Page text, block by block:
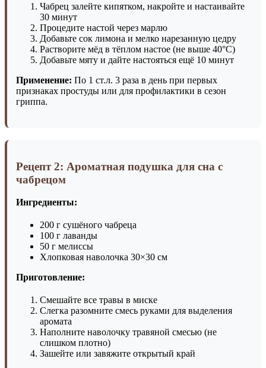
Чабрец залейте кипятком, накройте и настаивайте
30 минут
Процедите настой через марлю
Добавьте сок лимона и мелко нарезанную цедру
Растворите мёд в тёплом настое (не выше 40°C)
Добавьте мяту и дайте настояться ещё 10 минут
Применение: По 1 ст.л. 3 раза в день при первых
признаках простуды или для профилактики в сезон
гриппа.
Рецепт 2: Ароматная подушка для сна с
чабрецом
Ингредиенты:
200 г сушёного чабреца
100 г лаванды
50 г мелиссы
Хлопковая наволочка 30×30 см
Приготовление:
Смешайте все травы в миске
Слегка разомните смесь руками для выделения
аромата
Наполните наволочку травяной смесью (не
слишком плотно)
Зашейте или завяжите открытый край